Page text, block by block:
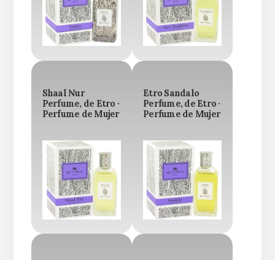
Shaal Nur
Perfume, de Etro ·
Perfume de Mujer
Etro Sandalo
Perfume, de Etro ·
Perfume de Mujer